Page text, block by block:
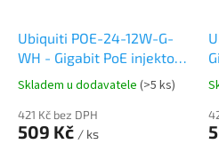
Ubiquiti POE-24-12W-G-
WH - Gigabit PoE injektor
24V/0,5A (12W), včetně
napájecího kabelu, bílý
Skladem u dodavatele (>5 ks)
421 Kč bez DPH
509 Kč / ks